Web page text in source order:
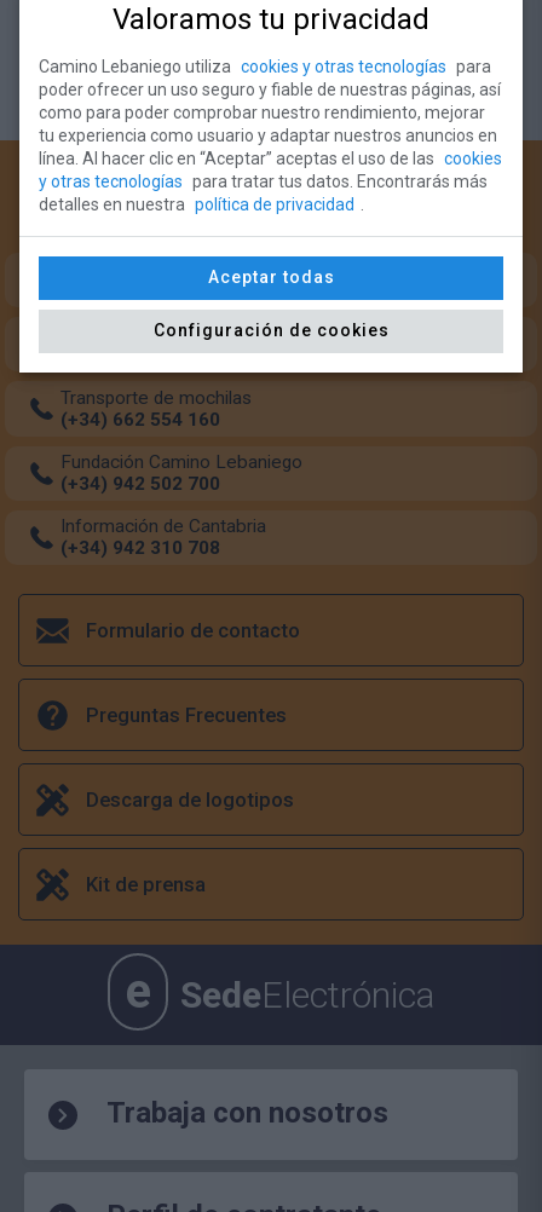
¿Necesitas ayuda?
Oficina del Peregrino (Monasterio Santo Toribio)
Oficina del Peregrino (Potes)
(+34) 942 738 126
Transporte de mochilas
(+34) 662 554 160
Fundación Camino Lebaniego
(+34) 942 502 700
Información de Cantabria
(+34) 942 310 708
Formulario de contacto
Preguntas Frecuentes
Descarga de logotipos
Kit de prensa
e SedeElectrónica
Trabaja con nosotros
Valoramos tu privacidad
Camino Lebaniego utiliza cookies y otras tecnologías para
poder ofrecer un uso seguro y fiable de nuestras páginas, así
como para poder comprobar nuestro rendimiento, mejorar
tu experiencia como usuario y adaptar nuestros anuncios en
línea. Al hacer clic en “Aceptar” aceptas el uso de las cookies
y otras tecnologías para tratar tus datos. Encontrarás más
detalles en nuestra política de privacidad
Aceptar todas
Configuración de cookies